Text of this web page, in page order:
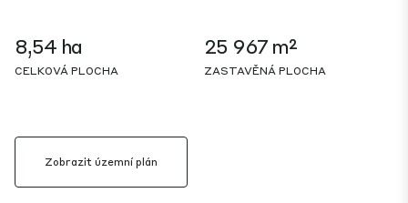
8,54 ha
CELKOVÁ PLOCHA
25 967 m²
ZASTAVĚNÁ PLOCHA
Zobrazit územní plán